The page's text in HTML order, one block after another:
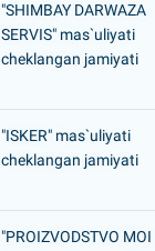
"SHIMBAY DARWAZA
SERVIS" mas`uliyati
cheklangan jamiyati
"ISKER" mas`uliyati
cheklangan jamiyati
"PROIZVODSTVO MOI